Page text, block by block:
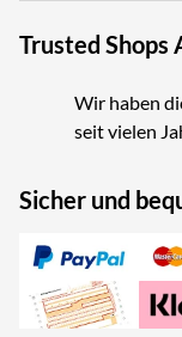
Trusted Shops
Wir haben
seit vielen
Sicher und